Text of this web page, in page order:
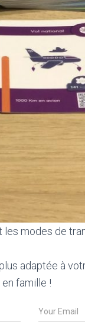
modes de
adaptée à
famille !